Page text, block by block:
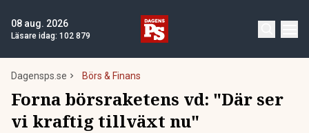
08 aug. 2026
Läsare idag: 102 879
Dagensps.se Börs & Finans
Forna börsraketens vd: "Där ser
vi kraftig tillväxt nu"